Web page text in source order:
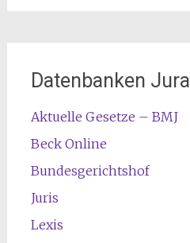
Datenbanken Jura
Aktuelle Gesetze – BMJ
Beck Online
Bundesgerichtshof
Juris
Lexis